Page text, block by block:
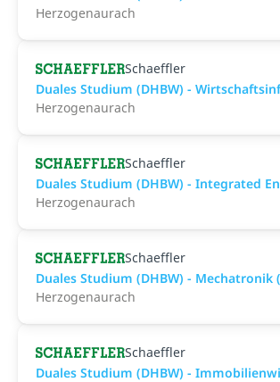
Herzogenaurach
Schaeffler
Duales Studium (DHBW) -
Herzogenaurach
Schaeffler
Duales Studium (DHBW) - Integrated
Herzogenaurach
Schaeffler
Duales Studium (DHBW) -
Herzogenaurach
Schaeffler
Duales Studium (DHBW) -